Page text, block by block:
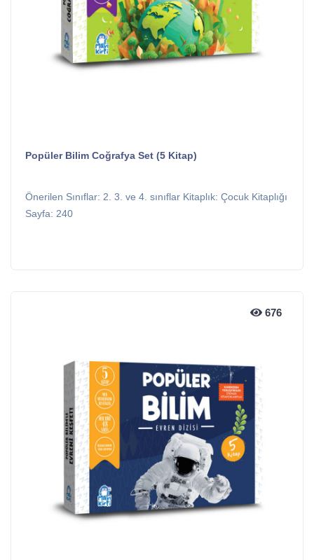
Popüler Bilim Coğrafya Set (5 Kitap)
Önerilen Sınıflar: 2. 3. ve 4. sınıflar Kitaplık: Çocuk Kitaplığı
Sayfa: 240
676
676